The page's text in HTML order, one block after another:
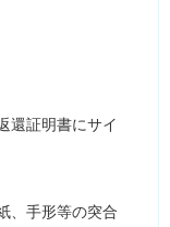
還証明書にサイ
、手形等の突合